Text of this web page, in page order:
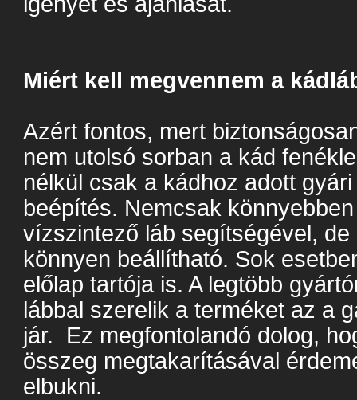
Miért kell megvennem a
Azért fontos, mert
nem utolsó sorban a kád
nélkül csak a kádhoz adott
beépítés. Nemcsak
vízszintező láb segítségével,
könnyen beállítható. Sok
előlap tartója is. A legtöbb
lábbal szerelik a terméket az a
jár. Ez megfontolandó dolog,
összeg megtakarításával
elbukni.